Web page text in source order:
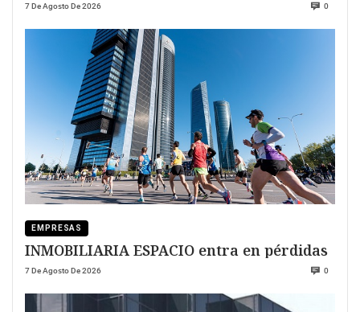
7 De Agosto De 2026 0
EMPRESAS
INMOBILIARIA ESPACIO entra en pérdidas
7 De Agosto De 2026 0